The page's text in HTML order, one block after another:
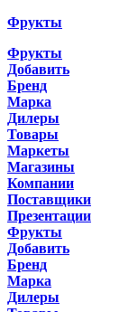
Фрукты
Фрукты
Добавить
Бренд
Марка
Дилеры
Товары
Маркеты
Магазины
Компании
Поставщики
Презентации
Фрукты
Добавить
Бренд
Марка
Дилеры